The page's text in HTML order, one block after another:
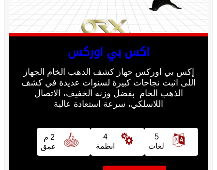
اكس بي اوركس
إكس بي اوركس جهاز كشف الذهب الخام الجهاز
اللى اثبت نجاحات كبيرة لسنوات عديدة في كشف
الذهب الخام بفضل وزنه الخفيف، الاتصال
اللاسلكي، سرعة استعادة عالية
5
لغات
4
انظمة
2 م
عمق